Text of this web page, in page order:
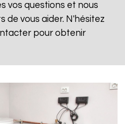
vos questions et nous
de vous aider. N'hésitez
pour obtenir